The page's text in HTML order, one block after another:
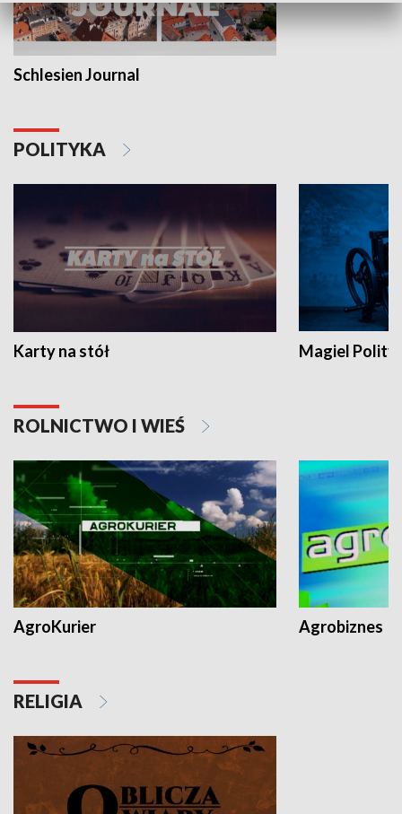
Schlesien Journal
POLITYKA
Karty na stół Magiel
ROLNICTWO I WIEŚ
AgroKurier Agrobiznes
RELIGIA